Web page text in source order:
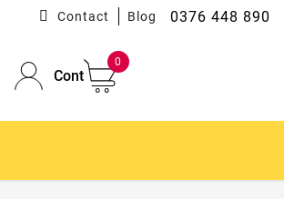
0376 448 890
Contact Blog
Cont
0